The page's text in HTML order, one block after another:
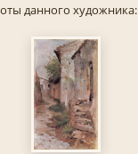
данного художника: